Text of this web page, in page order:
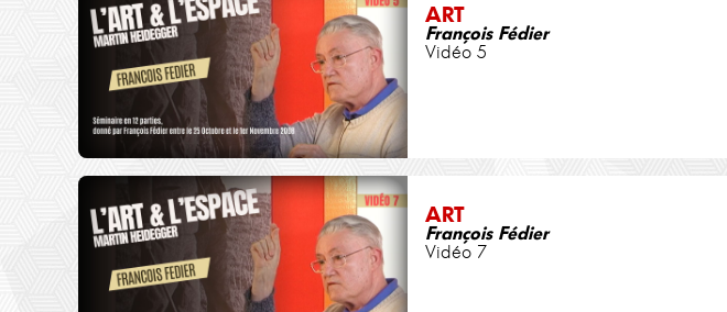
ART
François Fédier
Vidéo 5
ART
François Fédier
Vidéo 7